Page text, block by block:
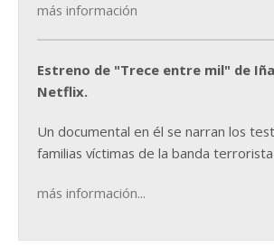
más información
Estreno de "Trece entre mil" de
Netflix.
Un documental en él se narran los
familias víctimas de la banda terrorista
más información...